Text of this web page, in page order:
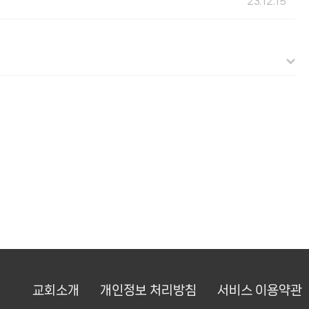
교회소개 개인정보 처리방침 서비스 이용약관